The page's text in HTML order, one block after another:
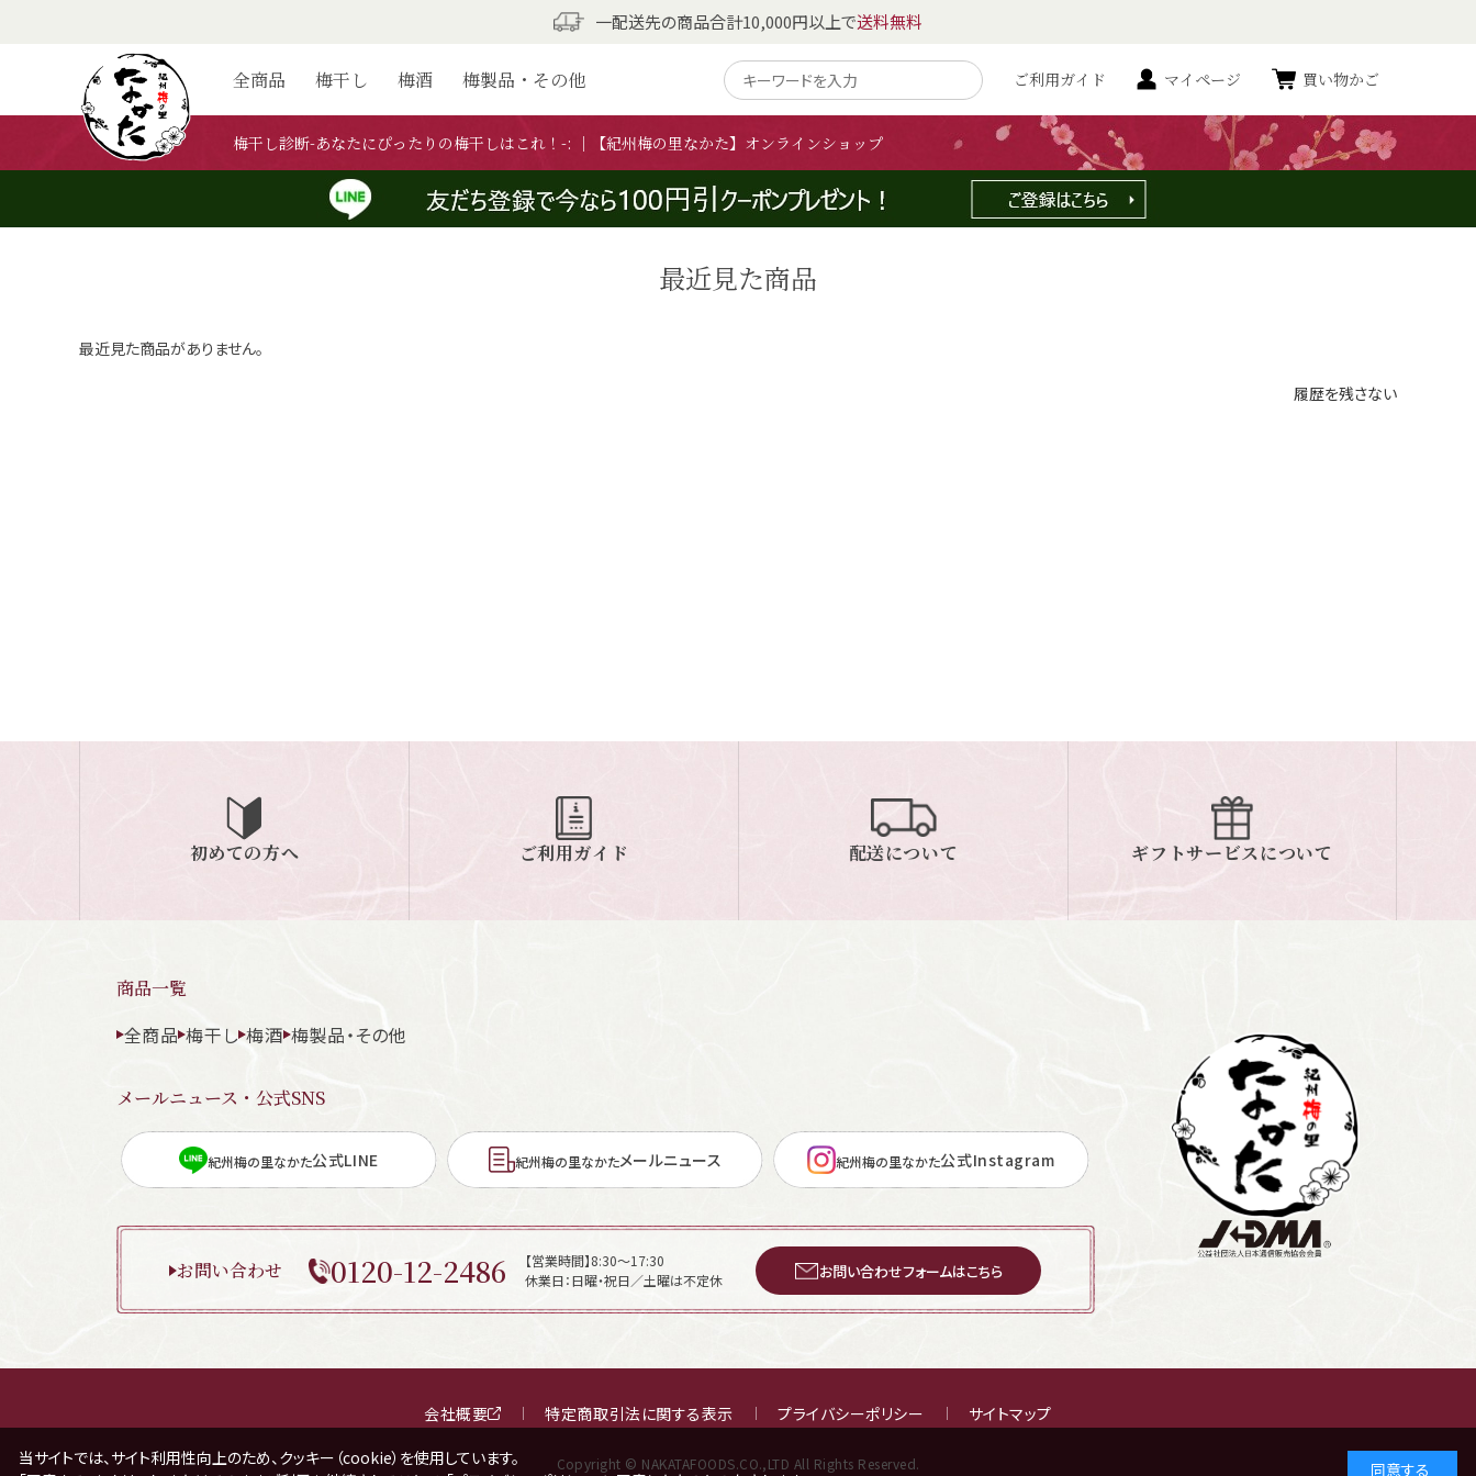
梅干し診断-あなたにぴったりの梅干しはこれ！-: ｜【紀州梅の里なかた】オンラインショップ
一配送先の商品合計10,000円以上で送料無料
全商品 梅干し 梅酒 梅製品・その他 ご利用ガイド マイページ 買い物かご
梅干し診断-あなたにぴったりの梅干しはこれ！-
最近見た商品
最近見た商品がありません。
履歴を残さない
初めての方へ ご利用ガイド 配送について ギフトサービスについて
商品一覧
全商品 梅干し 梅酒 梅製品・その他
メールニュース・公式SNS
紀州梅の里なかた公式LINE 紀州梅の里なかたメールニュース 紀州梅の里なかた公式Instagram
お問い合わせ 0120-12-2486
【営業時間】8:30～17:30
休業日：日曜・祝日／土曜は不定休
お問い合わせフォームはこちら
会社概要 特定商取引法に関する表示 プライバシーポリシー サイトマップ
Copyright © NAKATAFOODS.CO.,LTD All Rights Reserved.
当サイトでは、サイト利用性向上のため、クッキー（cookie）を使用しています。
同意する